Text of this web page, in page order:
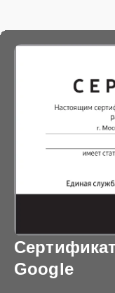
Google